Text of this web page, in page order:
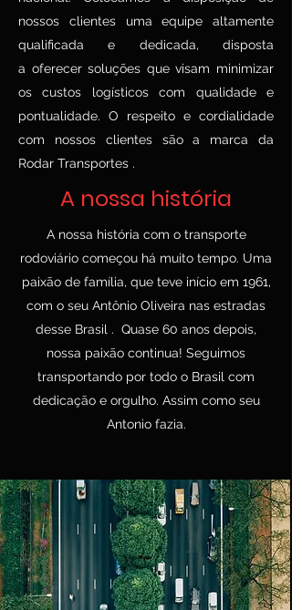
nossos clientes uma equipe altamente
qualificada e dedicada, disposta
a oferecer soluções que visam minimizar
os custos logísticos com qualidade e
pontualidade. O respeito e cordialidade
com nossos clientes são a marca da
Rodar Transportes .
A nossa história
A nossa história com o transporte
rodoviário começou há muito tempo. Uma
paixão de família, que teve início em 1961,
com o seu Antônio Oliveira nas estradas
desse Brasil . Quase 60 anos depois,
nossa paixão continua! Seguimos
transportando por todo o Brasil com
dedicação e orgulho. Assim como seu
Antonio fazia.